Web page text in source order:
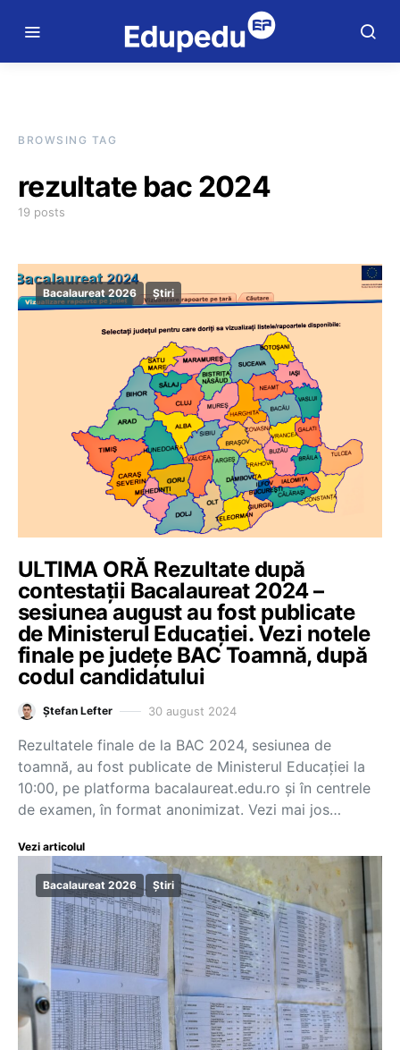
BROWSING TAG
rezultate bac 2024
19 posts
Bacalaureat 2026 Știri
ULTIMA ORĂ Rezultate după
contestații Bacalaureat 2024 –
sesiunea august au fost publicate
de Ministerul Educației. Vezi notele
finale pe județe BAC Toamnă, după
codul candidatului
Ștefan Lefter 30 august 2024
Rezultatele finale de la BAC 2024, sesiunea de
toamnă, au fost publicate de Ministerul Educației la
10:00, pe platforma bacalaureat.edu.ro și în centrele
de examen, în format anonimizat. Vezi mai jos…
Vezi articolul
Bacalaureat 2026 Știri